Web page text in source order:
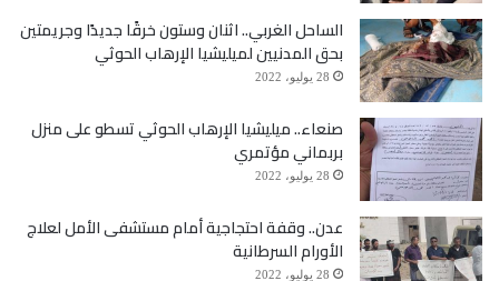
الساحل الغربي.. اثنان وستون خرقًا جديدًا وجريمتين
بحق المدنيين لميليشيا الإرهاب الحوثي
28 يوليو، 2022
صنعاء.. ميليشيا الإرهاب الحوثي تسطو على منزل
بربماني مؤتمري
28 يوليو، 2022
عدن.. وقفة احتجاجية أمام مستشفى الأمل لعلاج
الأورام السرطانية
28 يوليو، 2022